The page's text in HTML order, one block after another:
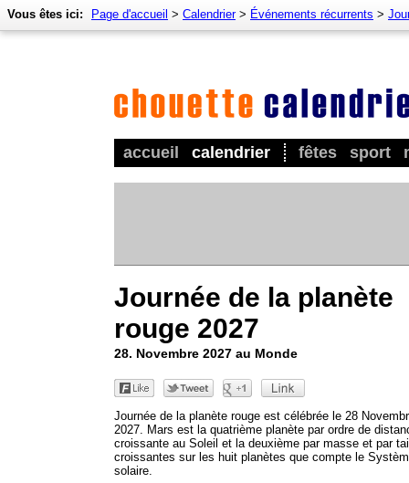
accueil calendrier fêtes sport
Vous êtes ici: Page d'accueil > Calendrier> Événements récurrents >
Journée de la planète
rouge 2027
28. Novembre 2027 au Monde
Journée de la planète rouge est célébrée le 28
2027. Mars est la quatrième planète par ordre de
croissante au Soleil et la deuxième par masse et par
croissantes sur les huit planètes que compte le
solaire.